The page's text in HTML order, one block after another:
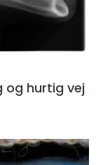
og hurtig vej